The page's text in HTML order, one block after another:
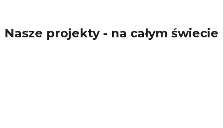
Nasze projekty - na całym świecie